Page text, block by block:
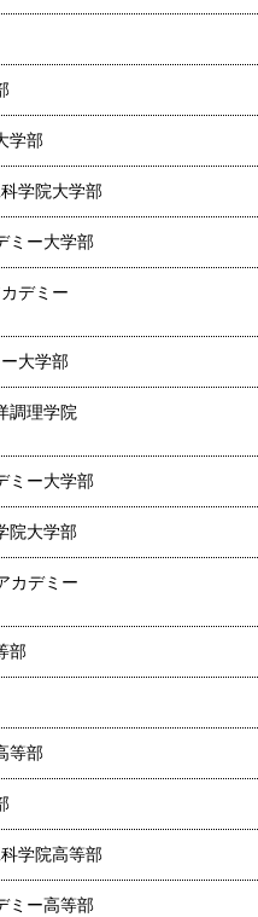
学部
学院大学部
ミー大学部
デミー
大学部
調理学院
ミー大学部
院大学部
カデミー
部
等部
学院高等部
ミー高等部